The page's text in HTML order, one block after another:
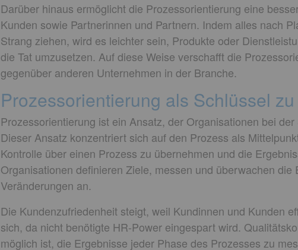
Darüber hinaus ermöglicht die Prozessorientierung eine
Kunden sowie Partnerinnen und Partnern. Indem alles nach
Strang ziehen, wird es leichter sein, Produkte oder
die Tat umzusetzen. Auf diese Weise verschafft die
gegenüber anderen Unternehmen in der Branche.
Prozessorientierung als Schlüssel
Prozessorientierung ist ein Ansatz, der Organisationen bei
Dieser Ansatz konzentriert sich auf den Prozess als
Kontrolle über einen Prozess zu übernehmen und die
Organisationen definieren Ziele, messen und überwachen
Veränderungen an.
Die Kundenzufriedenheit steigt, weil Kundinnen und Kunden
sich, da nicht benötigte HR-Power eingespart wird.
möglich ist, die Ergebnisse jeder Phase des Prozesses zu